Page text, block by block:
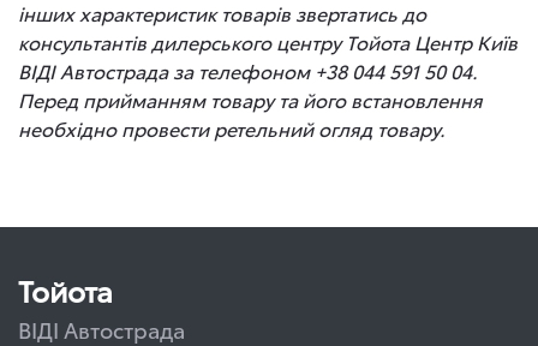
інших характеристик товарів звертатись до
консультантів дилерського центру Тойота Центр Київ
ВІДІ Автострада за телефоном +38 044 591 50 04.
Перед прийманням товару та його встановлення
необхідно провести ретельний огляд товару.
Тойота
ВІДІ Автострада